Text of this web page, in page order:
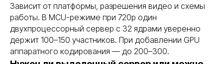
Зависит от платформы, разрешения видео и схемы
работы. В MCU-режиме при 720p один
двухпроцессорный сервер с 32 ядрами уверенно
держит 100–150 участников. При добавлении GPU
аппаратного кодирования — до 200–300.